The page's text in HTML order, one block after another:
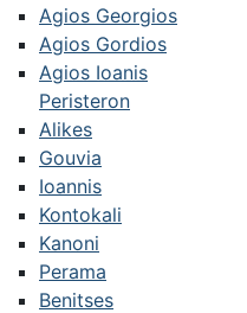
Agios Georgios
Agios Gordios
Agios Ioanis
Peristeron
Alikes
Gouvia
Ioannis
Kontokali
Kanoni
Perama
Benitses